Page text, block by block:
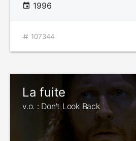
1996
107344
La fuite
v.o. : Don't Look Back